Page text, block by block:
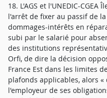
18. L'AGS et l'UNEDIC-
l'arrêt de fixer au passif de
dommages-intérêts en
subi par le salarié pour
des institutions
Orfi, de dire la décision
France Est dans les limites
plafonds applicables, alors
l'employeur de ses